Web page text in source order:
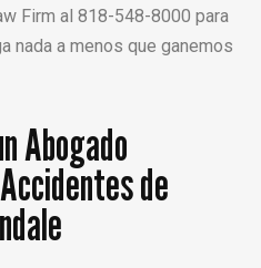
Firm al 818-548-8000 para
nada a menos que ganemos
Abogado
de